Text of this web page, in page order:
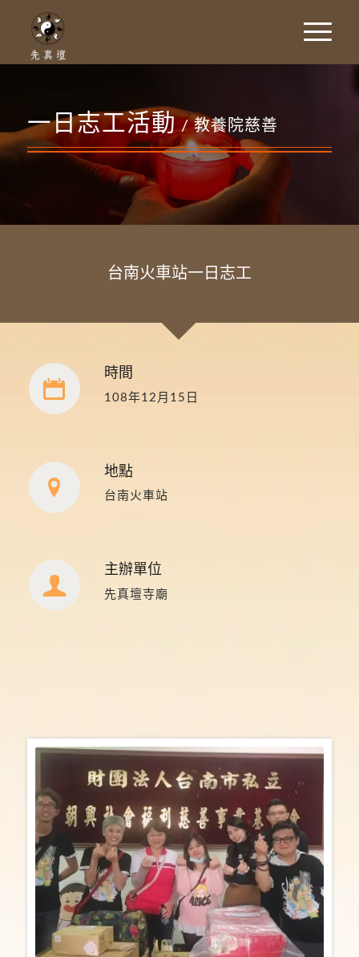
一日志工活動/ 教養院慈善
台南火車站一日志工
時間
108年12月15日
地點
台南火車站
主辦單位
先真壇寺廟